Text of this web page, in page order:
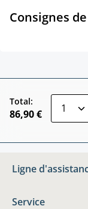
Consignes
Total:
86,90 €
Ligne
Service